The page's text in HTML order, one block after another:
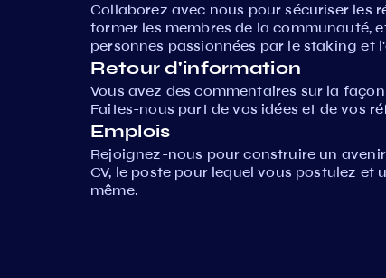
Collaborez avec nous pour sécuriser les
former les membres de la communauté,
personnes passionnées par le staking et
Retour d'information
Vous avez des commentaires sur la
Faites-nous part de vos idées et de vos
Emplois
Rejoignez-nous pour construire un
CV, le poste pour lequel vous postulez et
même.